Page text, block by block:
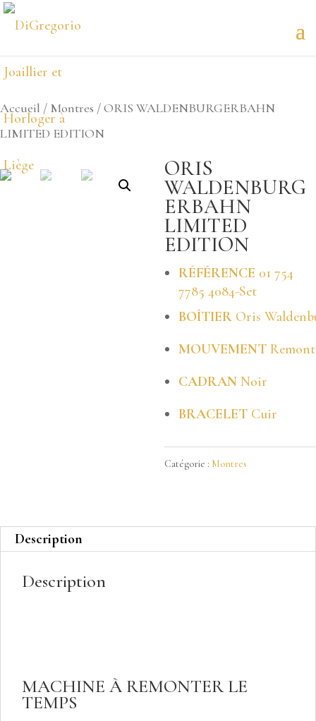
Accueil / Montres / ORIS WALDENBURGERBAHN
LIMITED EDITION
ORIS
WALDENBURG
ERBAHN
LIMITED
EDITION
RÉFÉRENCE 01 754
7785 4084-Set
BOÎTIER Oris
MOUVEMENT
CADRAN Noir
BRACELET Cuir
Catégorie : Montres
Description
Description
MACHINE À REMONTER LE
TEMPS